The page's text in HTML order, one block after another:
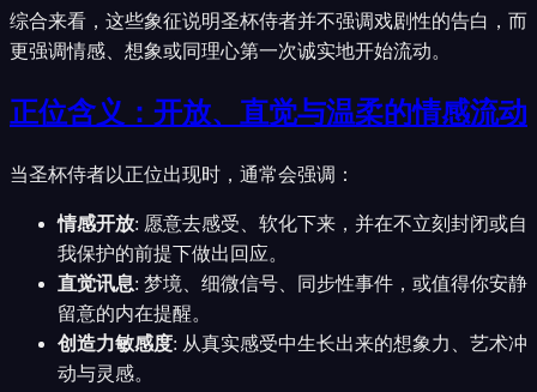
综合来看，这些象征说明圣杯侍者并不强调戏剧性的告白，而
更强调情感、想象或同理心第一次诚实地开始流动。
正位含义：开放、直觉与温柔的情感流动
当圣杯侍者以正位出现时，通常会强调：
情感开放: 愿意去感受、软化下来，并在不立刻封闭或自
我保护的前提下做出回应。
直觉讯息: 梦境、细微信号、同步性事件，或值得你安静
留意的内在提醒。
创造力敏感度: 从真实感受中生长出来的想象力、艺术冲
动与灵感。